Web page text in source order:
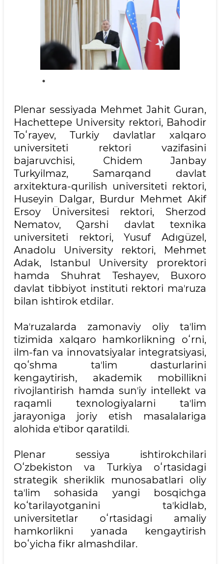
Plenar sessiyada Mehmet Jahit Guran,
Hachettepe University rektori, Bahodir
Toʻrayev, Turkiy davlatlar xalqaro
universiteti rektori vazifasini
bajaruvchisi, Chidem Janbay
Turkyilmaz, Samarqand davlat
arxitektura-qurilish universiteti rektori,
Huseyin Dalgar, Burdur Mehmet Akif
Ersoy Üniversitesi rektori, Sherzod
Nematov, Qarshi davlat texnika
universiteti rektori, Yusuf Adıgüzel,
Anadolu University rektori, Mehmet
Adak, Istanbul University prorektori
hamda Shuhrat Teshayev, Buxoro
davlat tibbiyot instituti rektori maʼruza
bilan ishtirok etdilar.
Maʼruzalarda zamonaviy oliy taʼlim
tizimida xalqaro hamkorlikning oʻrni,
ilm-fan va innovatsiyalar integratsiyasi,
qoʻshma taʼlim dasturlarini
kengaytirish, akademik mobillikni
rivojlantirish hamda sunʼiy intellekt va
raqamli texnologiyalarni taʼlim
jarayoniga joriy etish masalalariga
alohida eʼtibor qaratildi.
Plenar sessiya ishtirokchilari
Oʻzbekiston va Turkiya oʻrtasidagi
strategik sheriklik munosabatlari oliy
taʼlim sohasida yangi bosqichga
koʻtarilayotganini taʼkidlab,
universitetlar oʻrtasidagi amaliy
hamkorlikni yanada kengaytirish
boʻyicha fikr almashdilar.